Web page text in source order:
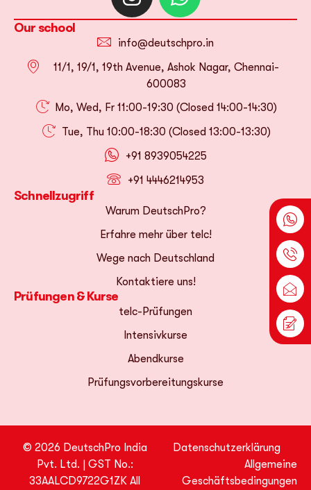
Our school
info@deutschpro.in
11/1, 19/1, 19th Avenue, Ashok Nagar, Chennai-
600083
Mo, Wed, Fr 11:00-19:30 (Closed 14:00-14:30)
Tue, Thu 10:00-18:30 (Closed 13:00-13:30)
+91 8939054225
+91 4446214953
Schnellzugriff
Warum DeutschPro?
Erfahre mehr über telc!
Wege nach Deutschland
Kontaktiere uns!
Prüfungen & Kurse
telc-Prüfungen
Intensivkurse
Abendkurse
Prüfungsvorbereitungskurse
© 2026 DeutschPro India
Pvt. Ltd. | GST No.:
33AALCD9722G1ZK All
Datenschutzerklärung
Allgemeine
Geschäftsbedingungen